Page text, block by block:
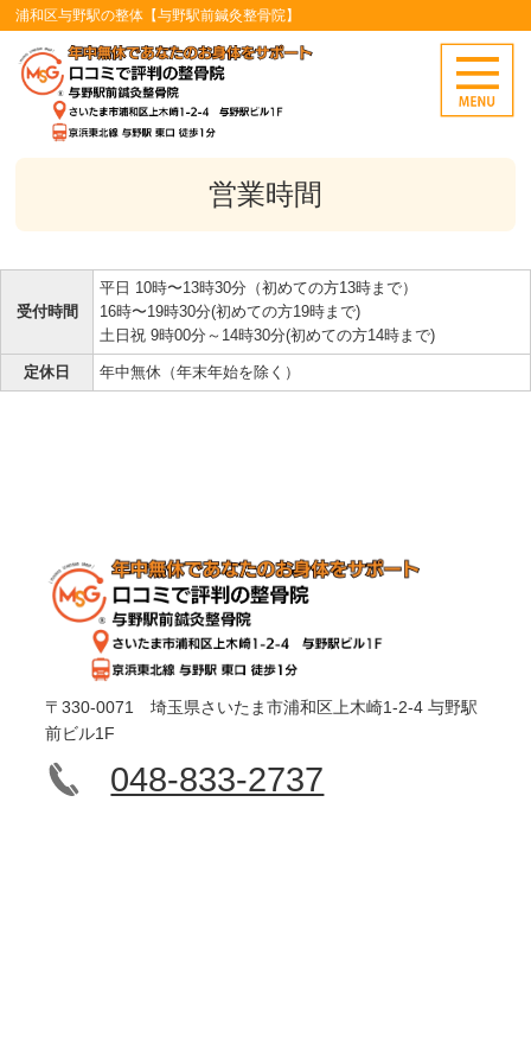
浦和区与野駅の整体【与野駅前鍼灸整骨院】
営業時間
受付時間
平日 10時〜13時30分（初めての方13時まで）
16時〜19時30分(初めての方19時まで)
土日祝 9時00分～14時30分(初めての方14時まで)
定休日 年中無休（年末年始を除く）
〒330-0071 埼玉県さいたま市浦和区上木崎1-2-4 与野駅
前ビル1F
048-833-2737